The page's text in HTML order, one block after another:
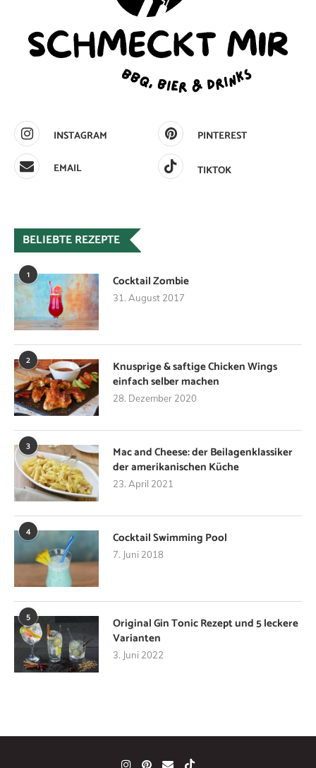
INSTAGRAM
PINTEREST
EMAIL
TIKTOK
BELIEBTE REZEPTE
1 Cocktail Zombie
31. August 2017
2
Knusprige & saftige Chicken Wings
einfach selber machen
28. Dezember 2020
3
Mac and Cheese: der Beilagenklassiker
der amerikanischen Küche
23. April 2021
4 Cocktail Swimming Pool
7. Juni 2018
5
Original Gin Tonic Rezept und 5 leckere
Varianten
3. Juni 2022